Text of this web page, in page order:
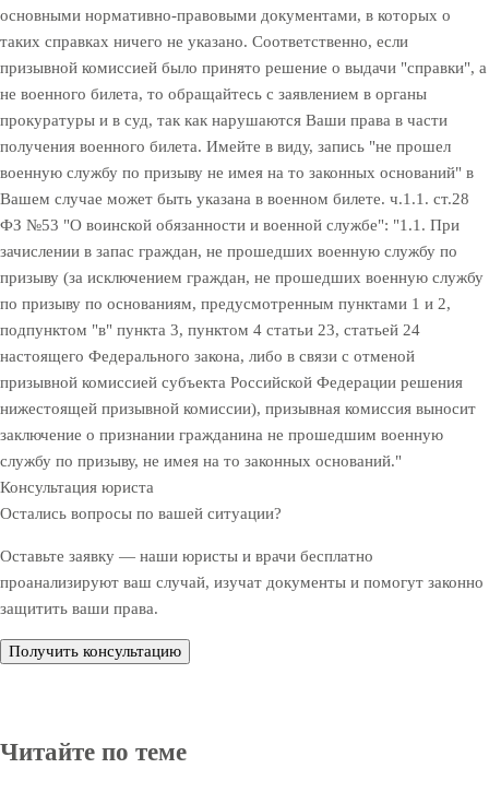
основными нормативно-правовыми документами, в которых о
таких справках ничего не указано. Соответственно, если
призывной комиссией было принято решение о выдачи "справки", а
не военного билета, то обращайтесь с заявлением в органы
прокуратуры и в суд, так как нарушаются Ваши права в части
получения военного билета. Имейте в виду, запись "не прошел
военную службу по призыву не имея на то законных оснований" в
Вашем случае может быть указана в военном билете. ч.1.1. ст.28
ФЗ №53 "О воинской обязанности и военной службе": "1.1. При
зачислении в запас граждан, не прошедших военную службу по
призыву (за исключением граждан, не прошедших военную службу
по призыву по основаниям, предусмотренным пунктами 1 и 2,
подпунктом "в" пункта 3, пунктом 4 статьи 23, статьей 24
настоящего Федерального закона, либо в связи с отменой
призывной комиссией субъекта Российской Федерации решения
нижестоящей призывной комиссии), призывная комиссия выносит
заключение о признании гражданина не прошедшим военную
службу по призыву, не имея на то законных оснований."
Консультация юриста
Остались вопросы по вашей ситуации?
Оставьте заявку — наши юристы и врачи бесплатно
проанализируют ваш случай, изучат документы и помогут законно
защитить ваши права.
Получить консультацию
Читайте по теме